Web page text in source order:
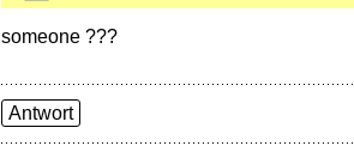
someone ???
Antwort